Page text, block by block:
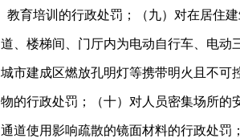
教育培训的行政处罚；（九）对在居住
道、楼梯间、门厅内为电动自行车、电动
城市建成区燃放孔明灯等携带明火且不可
物的行政处罚；（十）对人员密集场所的
通道使用影响疏散的镜面材料的行政处罚